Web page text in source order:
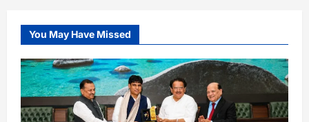
You May Have Missed